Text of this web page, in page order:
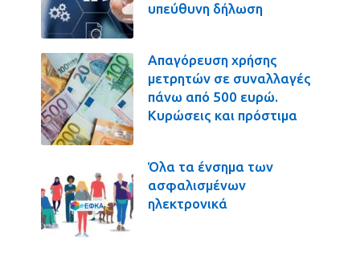
υπεύθυνη δήλωση
Απαγόρευση χρήσης
μετρητών σε συναλλαγές
πάνω από 500 ευρώ.
Κυρώσεις και πρόστιμα
Όλα τα ένσημα των
ασφαλισμένων
ηλεκτρονικά